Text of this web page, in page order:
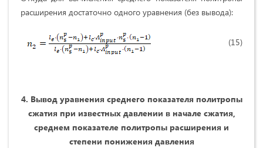
расширения достаточно одного уравнения (без вывода):
(15)
4. Вывод уравнения среднего показателя политропы
сжатия при известных давлении в начале сжатия,
среднем показателе политропы расширения и
степени понижения давления